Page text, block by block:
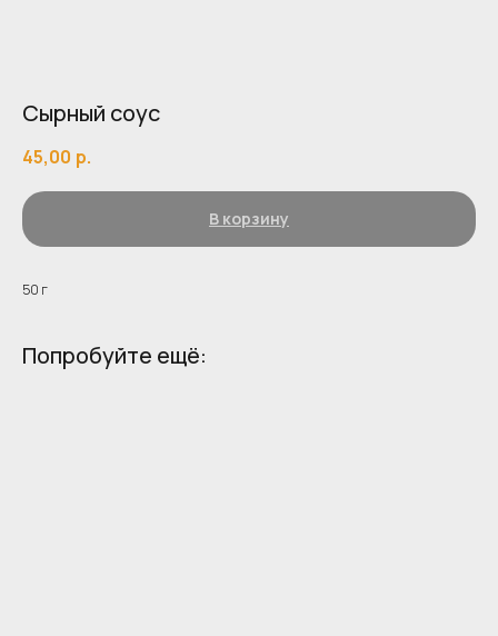
Сырный соус
45,00 р.
В корзину
50 г
Попробуйте ещё: